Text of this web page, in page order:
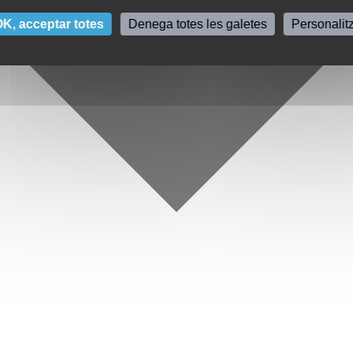
acceptar totes Denega totes les galetes